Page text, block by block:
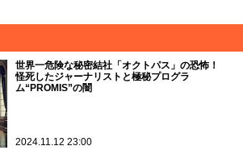
世界一危険な秘密結社「オクトパス」の恐怖！
怪死したジャーナリストと極秘プログラ
ム“PROMIS”の闇
2024.11.12 23:00